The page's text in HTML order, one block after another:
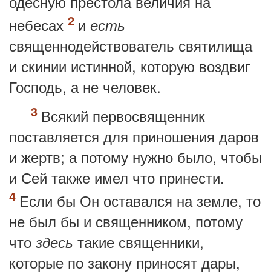
небесах
и есть
священнодействователь святилища
и скинии истинной, которую воздвиг
Господь, а не человек.
Всякий первосвященник
поставляется для приношения даров
и жертв; а потому нужно было, чтобы
и Сей также имел что принести.
Если бы Он оставался на земле, то
не был бы и священником, потому
что здесь такие священники,
которые по закону приносят дары,